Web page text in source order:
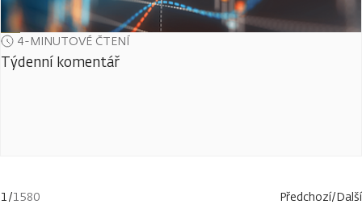
4-MINUTOVÉ ČTENÍ
Týdenní komentář
1/1580 Předchozí/Další